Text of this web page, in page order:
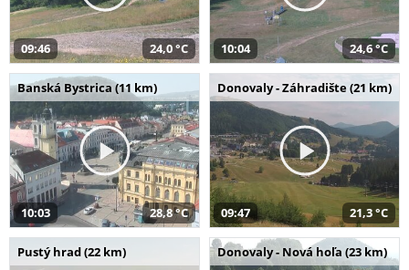
09:46 24,0 °C 10:04 24,6 °C
Banská Bystrica (11 km)
10:03 28,8 °C
Donovaly - Záhradište (21 km)
09:47 21,3 °C
Pustý hrad (22 km) Donovaly - Nová hoľa (23 km)